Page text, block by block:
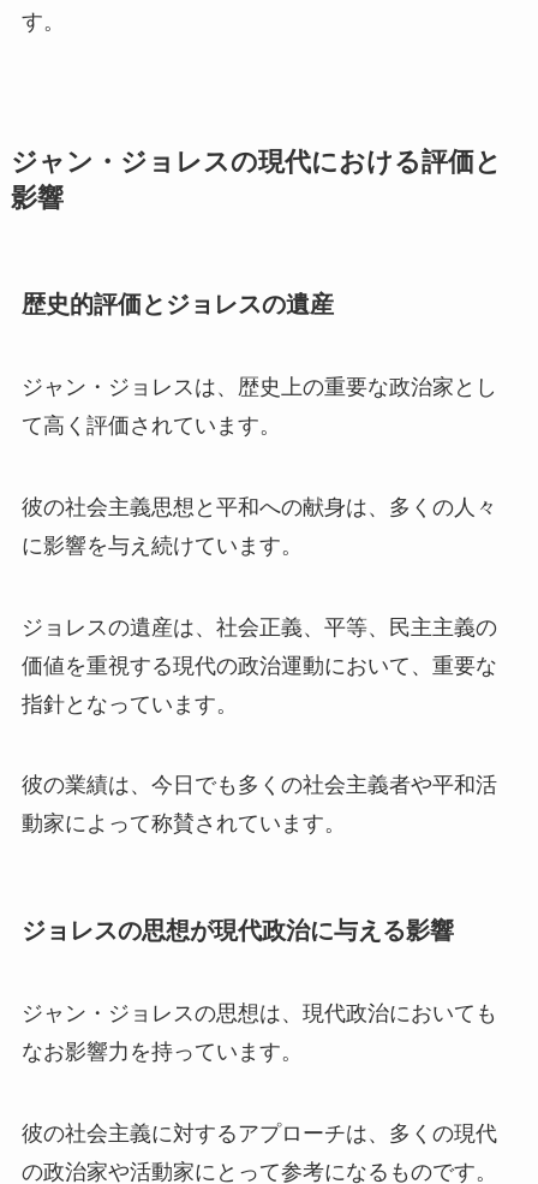
す。
ジャン・ジョレスの現代における評価と
影響
歴史的評価とジョレスの遺産
ジャン・ジョレスは、歴史上の重要な政治家とし
て高く評価されています。
彼の社会主義思想と平和への献身は、多くの人々
に影響を与え続けています。
ジョレスの遺産は、社会正義、平等、民主主義の
価値を重視する現代の政治運動において、重要な
指針となっています。
彼の業績は、今日でも多くの社会主義者や平和活
動家によって称賛されています。
ジョレスの思想が現代政治に与える影響
ジャン・ジョレスの思想は、現代政治においても
なお影響力を持っています。
彼の社会主義に対するアプローチは、多くの現代
の政治家や活動家にとって参考になるものです。